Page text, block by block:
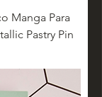
Manga Para
Pastry Pin